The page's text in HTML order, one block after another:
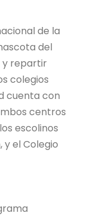
de la
del
y repartir
colegios
cuenta con
centros
escolinos
y el Colegio